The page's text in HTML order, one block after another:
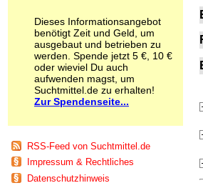
Opium
Pilze
Poppers
Psychopharmaka
Schlafmittel
Schmerzmittel
Schnüffelstoffe
Sucht / Süchte
Alkoholsucht
Co-Abhängigkeit
Computersucht
Dieses Informationsangebot
benötigt Zeit und Geld, um
ausgebaut und betrieben zu
werden. Spende jetzt 5 €, 10 €
oder wieviel Du auch
aufwenden magst, um
Suchtmittel.de zu erhalten!
Zur Spendenseite...
RSS-Feed von Suchtmittel.de
Impressum & Rechtliches
Datenschutzhinweis